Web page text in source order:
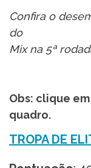
Confira o
do
Mix na 5ª
Obs: clique
quadro.
TROPA DE